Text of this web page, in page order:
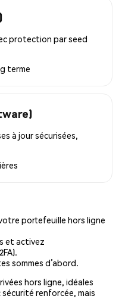
protection par seed
terme
à jour sécurisées,
portefeuille hors ligne
et activez
sommes d’abord.
hors ligne, idéales
renforcée, mais